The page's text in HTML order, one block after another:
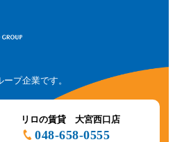
プ企業です。
リロの賃貸 大宮西口店
048-658-0555